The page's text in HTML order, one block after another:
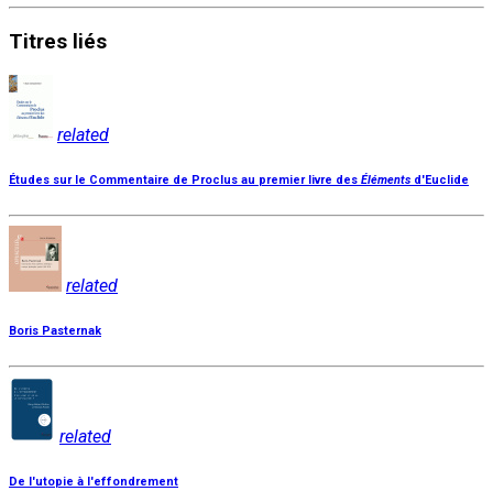
Titres liés
related
Études sur le Commentaire de Proclus au premier livre des Éléments d'Euclide
related
Boris Pasternak
related
De l'utopie à l'effondrement